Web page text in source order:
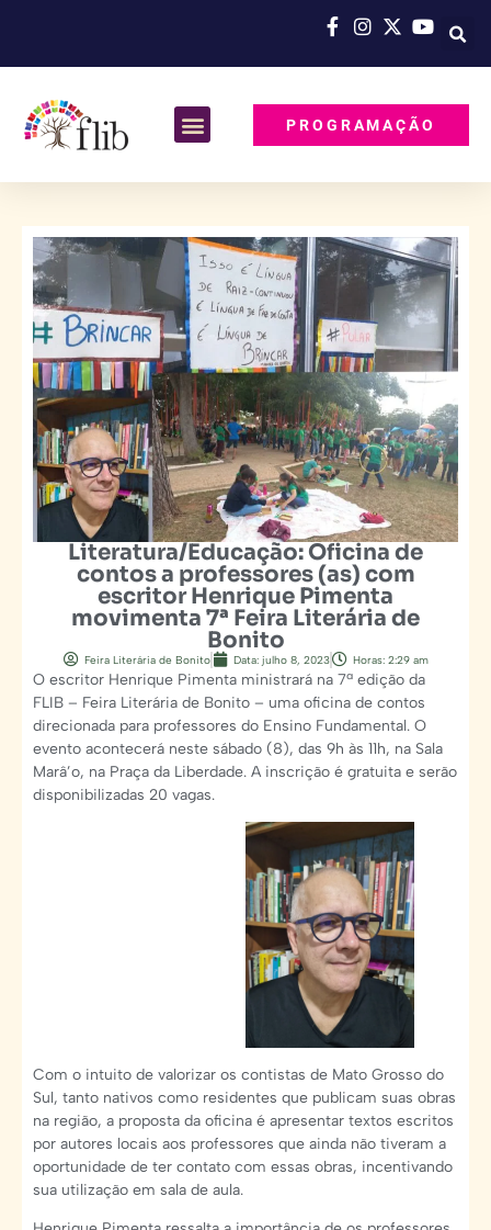
PROGRAMAÇÃO
Literatura/Educação: Oficina de
contos a professores (as) com
escritor Henrique Pimenta
movimenta 7ª Feira Literária de
Bonito
Feira Literária de Bonito Data: julho 8, 2023 Horas: 2:29 am
O escritor Henrique Pimenta ministrará na 7ª edição da
FLIB – Feira Literária de Bonito – uma oficina de contos
direcionada para professores do Ensino Fundamental. O
evento acontecerá neste sábado (8), das 9h às 11h, na Sala
Marâ’o, na Praça da Liberdade. A inscrição é gratuita e serão
disponibilizadas 20 vagas.
Com o intuito de valorizar os contistas de Mato Grosso do
Sul, tanto nativos como residentes que publicam suas obras
na região, a proposta da oficina é apresentar textos escritos
por autores locais aos professores que ainda não tiveram a
oportunidade de ter contato com essas obras, incentivando
sua utilização em sala de aula.